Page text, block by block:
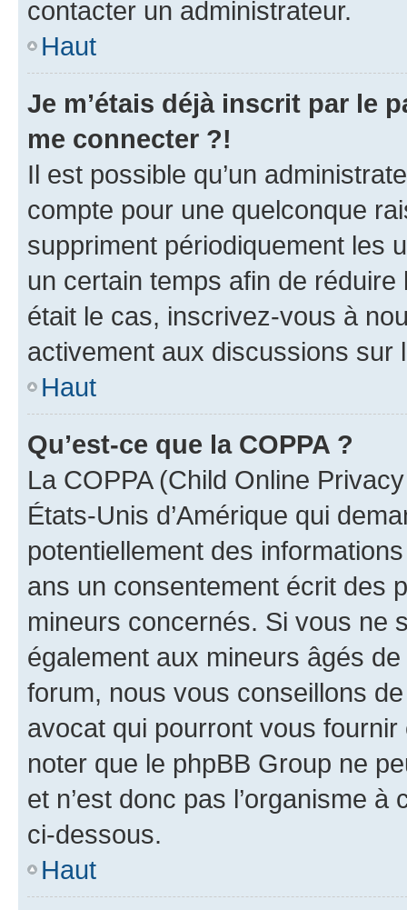
contacter un administrateur.
Haut
Je m’étais déjà inscrit par le
me connecter ?!
Il est possible qu’un
compte pour une quelconque
suppriment périodiquement les
un certain temps afin de
était le cas, inscrivez-vous à
activement aux discussions sur
Haut
Qu’est-ce que la COPPA ?
La COPPA (Child Online
États-Unis d’Amérique qui
potentiellement des
ans un consentement écrit des
mineurs concernés. Si vous ne
également aux mineurs âgés
forum, nous vous conseillons
avocat qui pourront vous
noter que le phpBB Group ne
et n’est donc pas l’organisme
ci-dessous.
Haut